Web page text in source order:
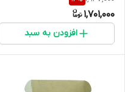
1,701,000
افزودن به سبد